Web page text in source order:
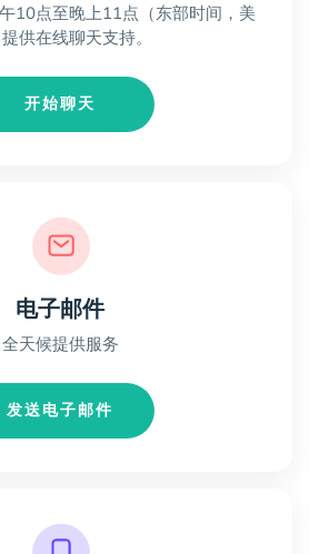
10点至晚上11点（东部时间，美
供在线聊天支持。
开始聊天
电子邮件
全天候提供服务
发送电子邮件